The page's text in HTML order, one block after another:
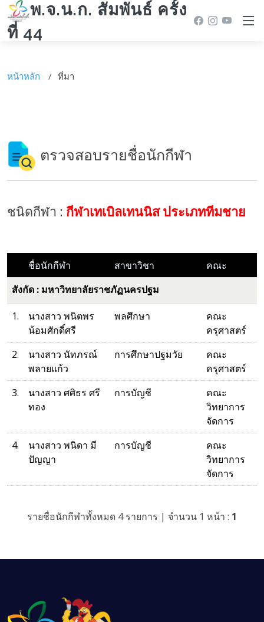
พ.จ.น.ก. สัมพันธ์ ครั้ง
ที่ 44
หน้าหลัก ที่มา
ตรวจสอบรายชื่อนักกีฬา
ชนิดกีฬา : กีฬาเทเบิลเทนนิส ประเภททีมชาย
ชื่อนักกีฬา สาขาวิชา
คณะ
สังกัด : มหาวิทยาลัยราชภัฏนครปฐม
1.
นางสาว พนิตพร
น้อมศักดิ์ศรี
พลศึกษา
คณะ
ครุศาสตร์
2.
นางสาว นัทภรณ์
พลายแก้ว
การศึกษาปฐมวัย
คณะ
ครุศาสตร์
3.
นางสาว ศศิธร ศรี
ทอง
การบัญชี
คณะ
วิทยาการ
จัดการ
4.
นางสาว พนิดา มี
ปัญญา
การบัญชี
คณะ
วิทยาการ
จัดการ
รายชื่อนักกีฬาทั้งหมด 4 รายการ | จำนวน 1 หน้า : 1